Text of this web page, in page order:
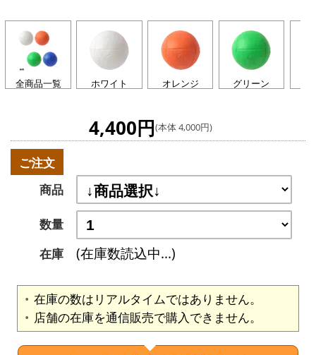
全商品一覧 ホワイト オレンジ グリーン
4,400円(本体 4,000円)
ご注文
商品
数量
在庫
(在庫数読込中...)
在庫の数はリアルタイムではありません。
店舗の在庫を通信販売で購入できません。